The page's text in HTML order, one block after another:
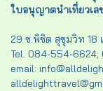
ใบอนุญาตนำเที่ยวเล
29 ซ.พิชิต สุขุมวิท 18
Tel. 084-554-6624;
email: